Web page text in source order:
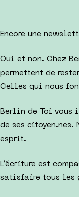
Encore une
Oui et non. Chez
permettent de
Celles qui nous
Berlin de Toi vous
de ses
esprit.
L’écriture est
satisfaire tous les